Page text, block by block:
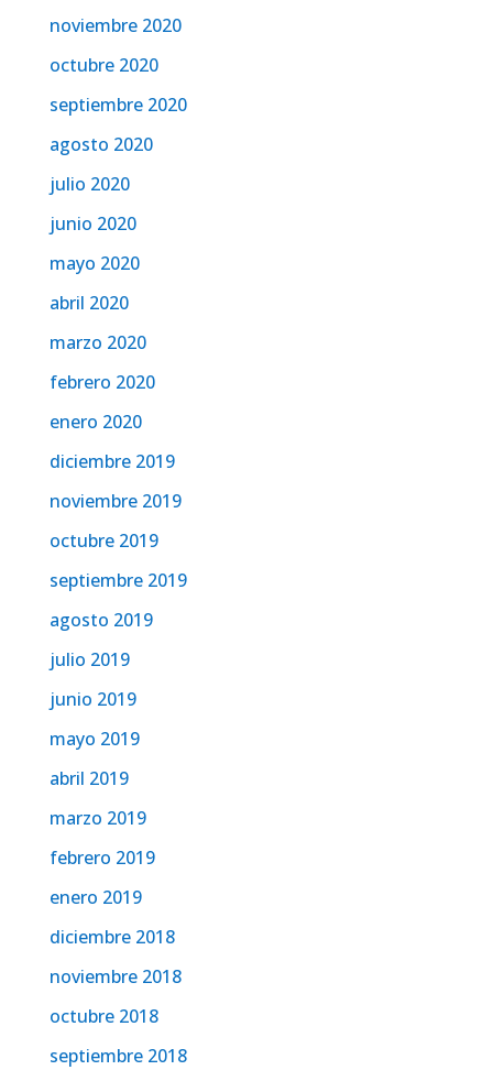
noviembre 2020
octubre 2020
septiembre 2020
agosto 2020
julio 2020
junio 2020
mayo 2020
abril 2020
marzo 2020
febrero 2020
enero 2020
diciembre 2019
noviembre 2019
octubre 2019
septiembre 2019
agosto 2019
julio 2019
junio 2019
mayo 2019
abril 2019
marzo 2019
febrero 2019
enero 2019
diciembre 2018
noviembre 2018
octubre 2018
septiembre 2018